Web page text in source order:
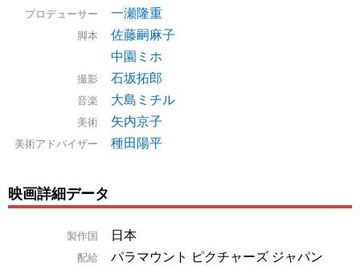
プロデューサー 一瀬隆重
脚本
佐藤嗣麻子
中園ミホ
撮影 石坂拓郎
音楽 大島ミチル
美術 矢内京子
美術アドバイザー 種田陽平
映画詳細データ
製作国 日本
配給
パラマウント ピクチャーズ ジャパン